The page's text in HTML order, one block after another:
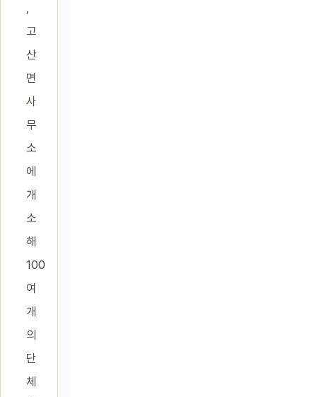
,
고
산
면
사
무
소
에
개
소
해
100
여
개
의
단
체